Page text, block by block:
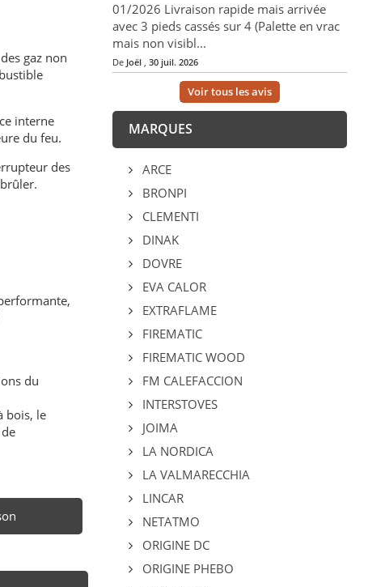
gaz non
interne
du feu.
des
du
bois, le
01/2026 Livraison rapide mais arrivée
avec 3 pieds cassés sur 4 (Palette en vrac
mais non visibl...
De Joël, 30 juil. 2026
Voir tous les avis
MARQUES
ARCE
BRONPI
CLEMENTI
DINAK
DOVRE
EVA CALOR
EXTRAFLAME
FIREMATIC
FIREMATIC WOOD
FM CALEFACCION
INTERSTOVES
JOIMA
LA NORDICA
LA VALMARECCHIA
LINCAR
NETATMO
ORIGINE DC
ORIGINE PHEBO